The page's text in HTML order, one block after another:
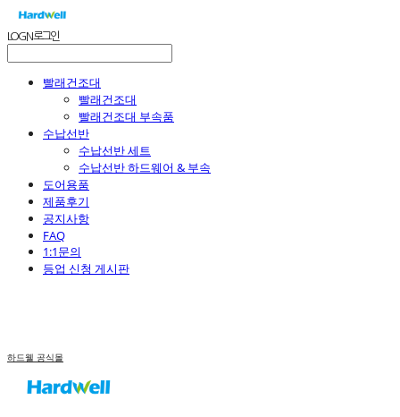
LOG IN로그인
빨래건조대
빨래건조대
빨래건조대 부속품
수납선반
수납선반 세트
수납선반 하드웨어 & 부속
도어용품
제품후기
공지사항
FAQ
1:1문의
등업 신청 게시판
하드웰 공식몰